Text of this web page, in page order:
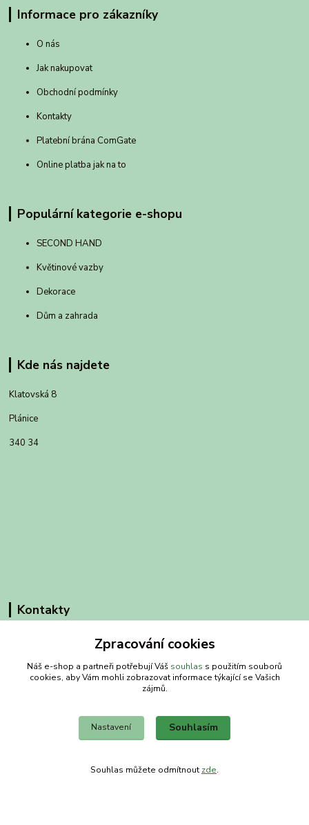
Informace pro zákazníky
O nás
Jak nakupovat
Obchodní podmínky
Kontakty
Platební brána ComGate
Online platba jak na to
Populární kategorie e-shopu
SECOND HAND
Květinové vazby
Dekorace
Dům a zahrada
Kde nás najdete
Klatovská 8
Plánice
340 34
Kontakty
Obchodní dům-splněný sen
Petra
+420 734303223
info@splneny-sen.cz
Zpracování cookies
Náš e-shop a partneři potřebují Váš souhlas s použitím souborů
cookies, aby Vám mohli zobrazovat informace týkající se Vašich
zájmů.
Nastavení Souhlasím
Souhlas můžete odmítnout zde.